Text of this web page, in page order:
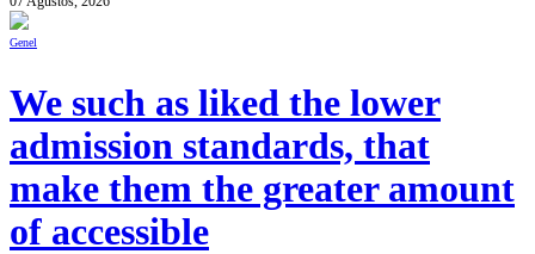
Genel
We such as liked the lower
admission standards, that
make them the greater amount
of accessible